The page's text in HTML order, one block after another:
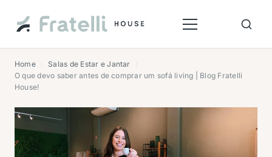
Home Salas de Estar e Jantar
O que devo saber antes de comprar um sofá living | Blog Fratelli
House!